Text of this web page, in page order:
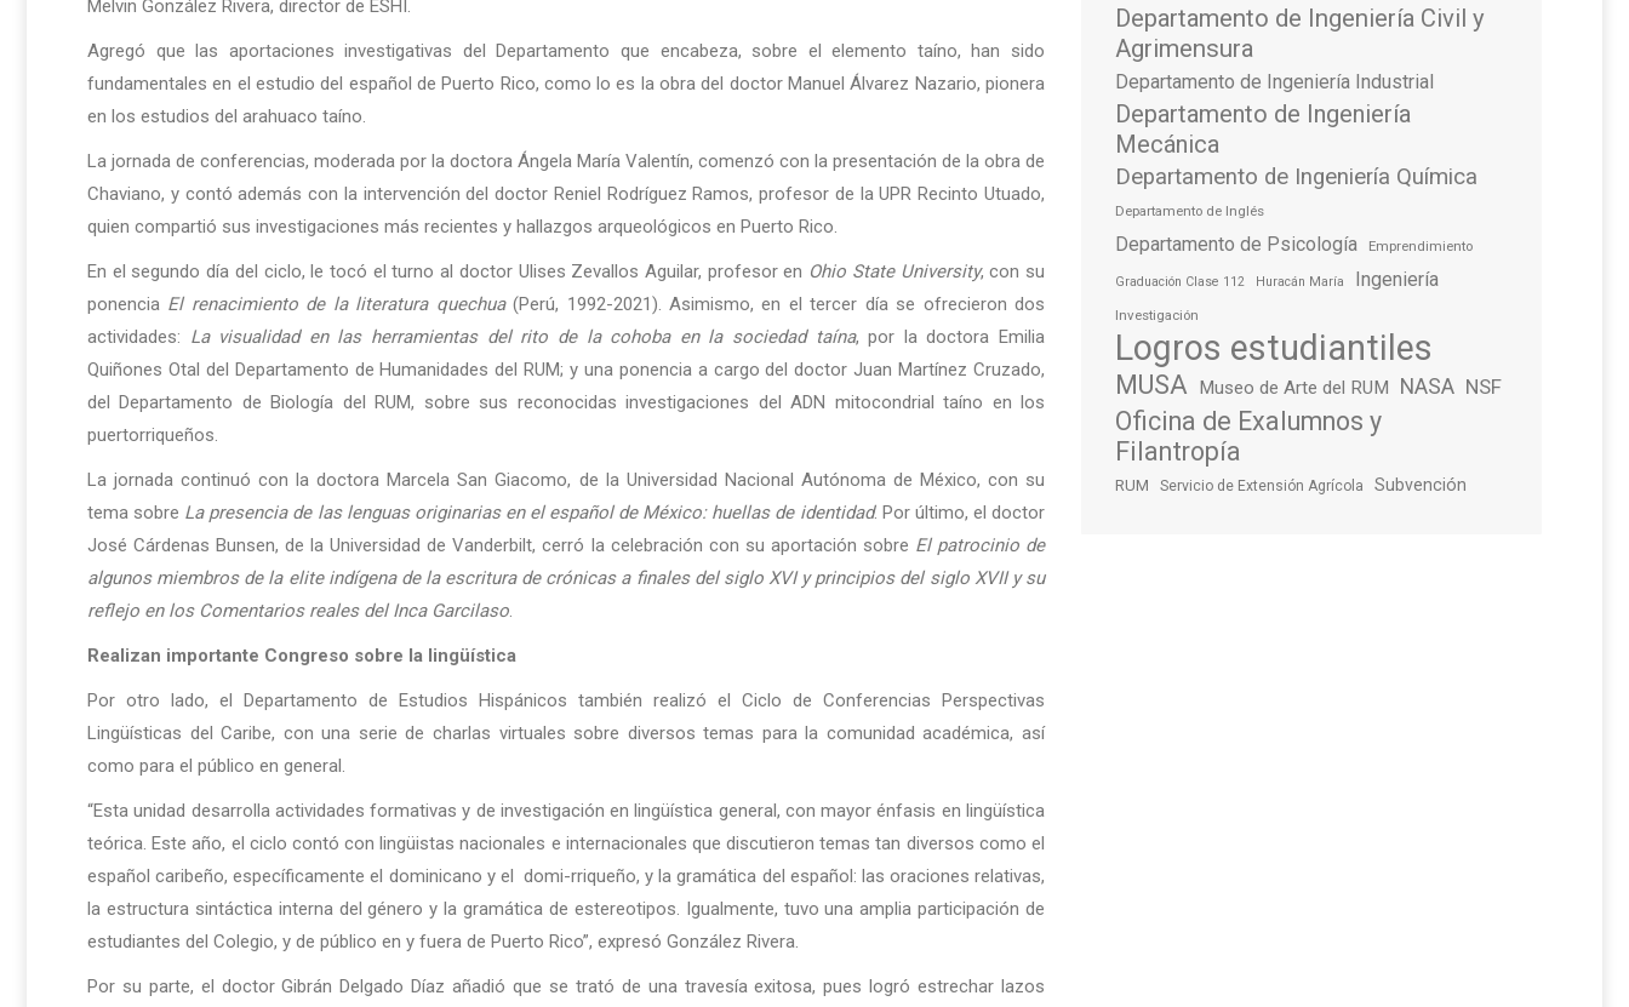
Melvin González Rivera, director de ESHI.
Agregó que las aportaciones investigativas del Departamento que encabeza, sobre el elemento taíno, han sido
fundamentales en el estudio del español de Puerto Rico, como lo es la obra del doctor Manuel Álvarez Nazario, pionera
en los estudios del arahuaco taíno.
La jornada de conferencias, moderada por la doctora Ángela María Valentín, comenzó con la presentación de la obra de
Chaviano, y contó además con la intervención del doctor Reniel Rodríguez Ramos, profesor de la UPR Recinto Utuado,
quien compartió sus investigaciones más recientes y hallazgos arqueológicos en Puerto Rico.
En el segundo día del ciclo, le tocó el turno al doctor Ulises Zevallos Aguilar, profesor en Ohio State University, con su
ponencia El renacimiento de la literatura quechua(Perú, 1992-2021). Asimismo, en el tercer día se ofrecieron dos
actividades: La visualidad en las herramientas del rito de la cohoba en la sociedad taína, por la doctora Emilia
Quiñones Otal del Departamento de Humanidades del RUM; y una ponencia a cargo del doctor Juan Martínez Cruzado,
del Departamento de Biología del RUM, sobre sus reconocidas investigaciones del ADN mitocondrial taíno en los
puertorriqueños.
La jornada continuó con la doctora Marcela San Giacomo, de la Universidad Nacional Autónoma de México, con su
tema sobre La presencia de las lenguas originarias en el español de México: huellas de identidad. Por último, el doctor
José Cárdenas Bunsen, de la Universidad de Vanderbilt, cerró la celebración con su aportación sobre El patrocinio de
algunos miembros de la elite indígena de la escritura de crónicas a finales del siglo XVI y principios del siglo XVII y su
reflejo en los Comentarios reales del Inca Garcilaso.
Realizan importante Congreso sobre la lingüística
Por otro lado, el Departamento de Estudios Hispánicos también realizó el Ciclo de Conferencias Perspectivas
Lingüísticas del Caribe, con una serie de charlas virtuales sobre diversos temas para la comunidad académica, así
como para el público en general.
“Esta unidad desarrolla actividades formativas y de investigación en lingüística general, con mayor énfasis en lingüística
teórica. Este año, el ciclo contó con lingüistas nacionales e internacionales que discutieron temas tan diversos como el
español caribeño, específicamente el dominicano y el domi-rriqueño, y la gramática del español: las oraciones relativas,
la estructura sintáctica interna del género y la gramática de estereotipos. Igualmente, tuvo una amplia participación de
estudiantes del Colegio, y de público en y fuera de Puerto Rico”, expresó González Rivera.
Por su parte, el doctor Gibrán Delgado Díaz añadió que se trató de una travesía exitosa, pues logró estrechar lazos
Departamento de Ingeniería Civil y
Agrimensura
Departamento de Ingeniería Industrial
Departamento de Ingeniería
Mecánica
Departamento de Ingeniería Química
Departamento de Inglés
Departamento de Psicología Emprendimiento
Graduación Clase 112 Huracán María Ingeniería
Investigación
Logros estudiantiles
MUSA Museo de Arte del RUM NASA NSF
Oficina de Exalumnos y
Filantropía
RUM Servicio de Extensión Agrícola Subvención